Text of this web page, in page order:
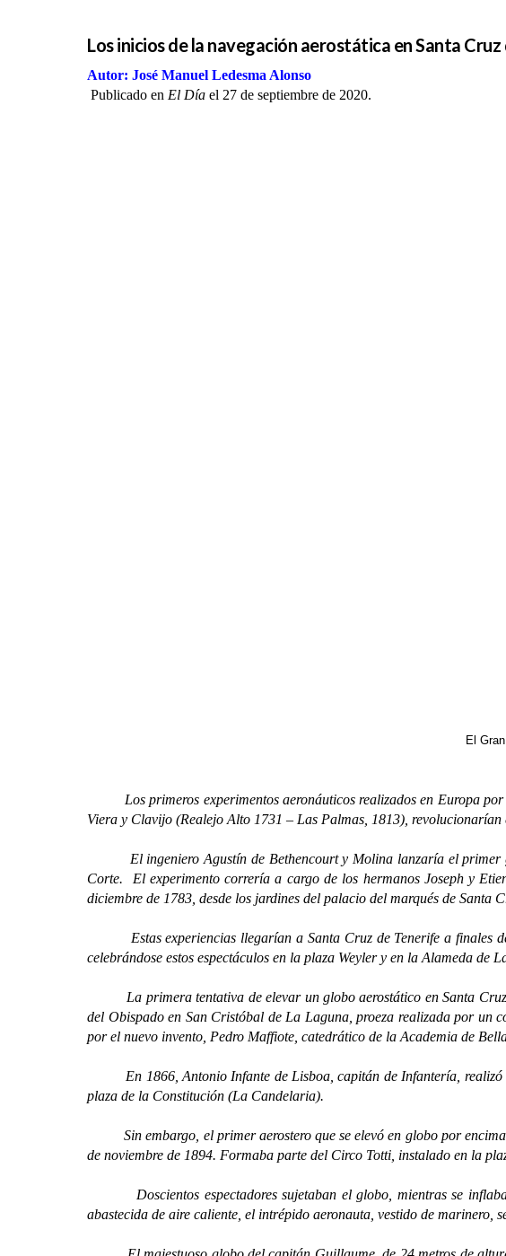
Los inicios de la navegación aerostática en Santa
Autor: José Manuel Ledesma Alonso
Publicado en El Día el 27 de septiembre de 2020.
El
Los primeros experimentos aeronáuticos realizados en Europa por
Viera y Clavijo (Realejo Alto 1731 – Las Palmas, 1813),
El ingeniero Agustín de Bethencourt y Molina lanzaría el primer
Corte. El experimento correría a cargo de los hermanos Joseph y
diciembre de 1783, desde los jardines del palacio del marqués de
Estas experiencias llegarían a Santa Cruz de Tenerife a finales del
celebrándose estos espectáculos en la plaza Weyler y en la Alameda de
La primera tentativa de elevar un globo aerostático en Santa Cruz
del Obispado en San Cristóbal de La Laguna, proeza realizada por un
por el nuevo invento, Pedro Maffiote, catedrático de la Academia de
En 1866, Antonio Infante de Lisboa, capitán de Infantería, realizó
plaza de la Constitución (La Candelaria).
Sin embargo, el primer aerostero que se elevó en globo por encima
de noviembre de 1894. Formaba parte del Circo Totti, instalado en la
Doscientos espectadores sujetaban el globo, mientras se inflaba
abastecida de aire caliente, el intrépido aeronauta, vestido de marinero,